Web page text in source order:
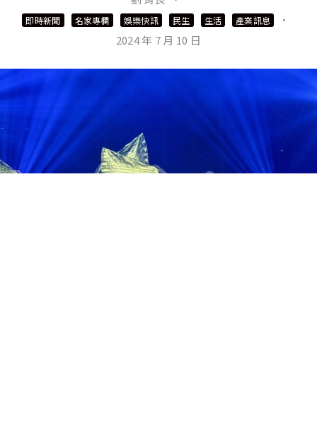
即時新聞 名家專欄 娛樂快訊 民生 生活 產業訊息
·
2024 年 7 月 10 日